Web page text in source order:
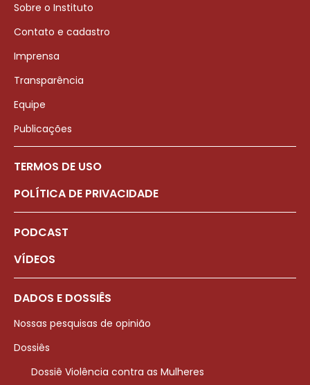
Sobre o Instituto
Contato e cadastro
Imprensa
Transparência
Equipe
Publicações
TERMOS DE USO
POLÍTICA DE PRIVACIDADE
PODCAST
VÍDEOS
DADOS E DOSSIÊS
Nossas pesquisas de opinião
Dossiês
Dossiê Violência contra as Mulheres